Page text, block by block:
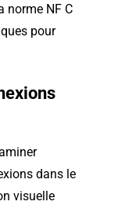
norme NF C
pour
dans le
visuelle